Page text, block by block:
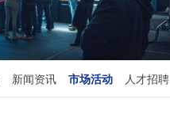
新闻资讯 市场活动 人才招聘